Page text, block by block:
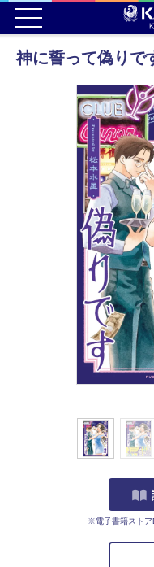
神に誓って偽り
※電子書籍ストア